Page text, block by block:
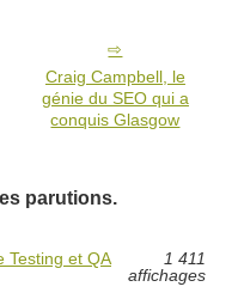
Craig Campbell, le
génie du SEO qui a
conquis Glasgow
parutions.
Testing et QA
1 411
affichages